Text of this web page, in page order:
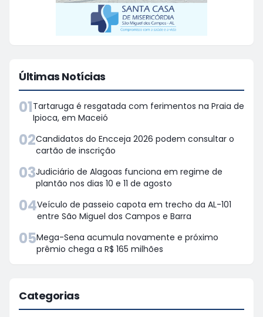
Últimas Notícias
01Tartaruga é resgatada com ferimentos na Praia de
Ipioca, em Maceió
02Candidatos do Encceja 2026 podem consultar o
cartão de inscrição
03Judiciário de Alagoas funciona em regime de
plantão nos dias 10 e 11 de agosto
04Veículo de passeio capota em trecho da AL-101
entre São Miguel dos Campos e Barra
05Mega-Sena acumula novamente e próximo
prêmio chega a R$ 165 milhões
Categorias